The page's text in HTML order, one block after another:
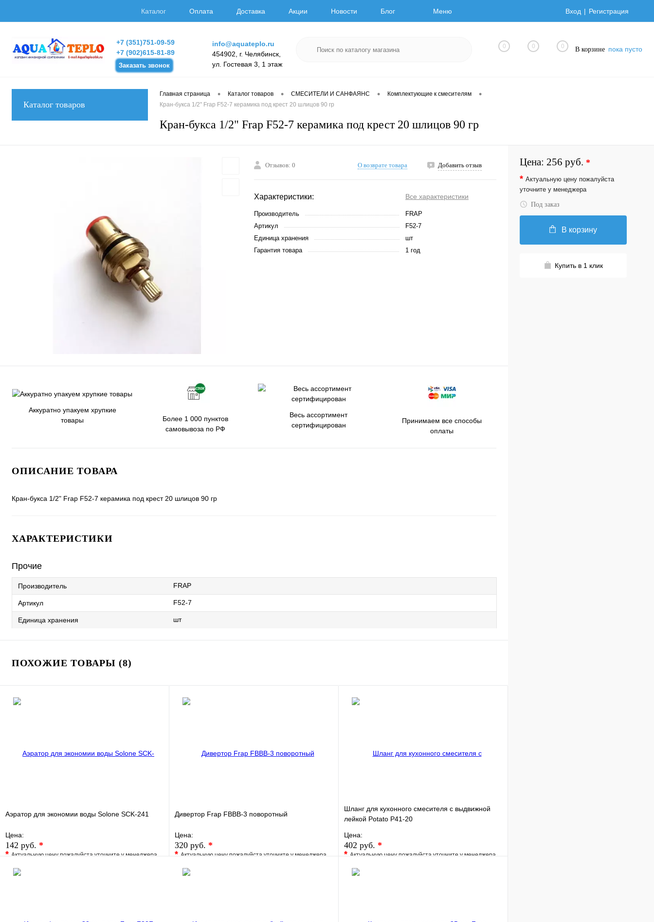
Каталог Оплата Доставка Акции Новости Блог Меню Вход Регистрация
+7 (351)751-09-59
+7 (902)615-81-89
Заказать звонок
info@aquateplo.ru
454902, г. Челябинск,
ул. Гостевая 3, 1 этаж
0 0 0 В корзине пока пусто
Каталог товаров
Главная страница • Каталог товаров • СМЕСИТЕЛИ И САНФАЯНС • Комплектующие к смесителям •
Кран-букса 1/2" Frap F52-7 керамика под крест 20 шлицов 90 гр
Кран-букса 1/2" Frap F52-7 керамика под крест 20 шлицов 90 гр
Отзывов: 0 О возврате товара Добавить отзыв
Характеристики: Все характеристики
Производитель
FRAP
Артикул
F52-7
Единица хранения
шт
Гарантия товара
1 год
Аккуратно упакуем хрупкие
товары
Более 1 000 пунктов
самовывоза по РФ
Весь ассортимент
сертифицирован
Принимаем все способы
оплаты
ОПИСАНИЕ ТОВАРА
Кран-букса 1/2" Frap F52-7 керамика под крест 20 шлицов 90 гр
ХАРАКТЕРИСТИКИ
Прочие
Производитель FRAP
Артикул F52-7
Единица хранения шт
ПОХОЖИЕ ТОВАРЫ (8)
Аэратор для экономии воды Solone SCK-241
Цена:
142 руб. *
*Актуальную цену пожалуйста уточните у менеджера
В избранное
Дивертор Frap FBBB-3 поворотный
Цена:
320 руб. *
*Актуальную цену пожалуйста уточните у менеджера
В избранное
Шланг для кухонного смесителя с выдвижной
лейкой Potato P41-20
Цена:
402 руб. *
*Актуальную цену пожалуйста уточните у менеджера
В избранное
Цена: 256 руб. *
* Актуальную цену пожалуйста
уточните у менеджера
Под заказ
В корзину
Купить в 1 клик